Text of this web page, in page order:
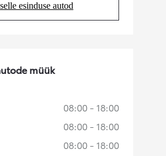
esinduse autod
(Opens in new tab)
müük
08:00 - 18:00
08:00 - 18:00
08:00 - 18:00